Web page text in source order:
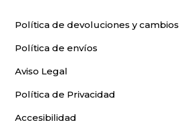
Política de devoluciones y cambios
Política de envíos
Aviso Legal
Política de Privacidad
Accesibilidad